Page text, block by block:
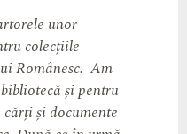
unor
colecțiile
Românesc. Am
și pentru
și documente